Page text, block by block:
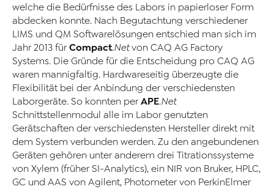
welche die Bedürfnisse des Labors in papierloser Form
abdecken konnte. Nach Begutachtung verschiedener
LIMS und QM Softwarelösungen entschied man sich im
Jahr 2013 fürCompact.Netvon CAQ AG Factory
Systems. Die Gründe für die Entscheidung pro CAQ AG
waren mannigfaltig. Hardwareseitig überzeugte die
Flexibilität bei der Anbindung der verschiedensten
Laborgeräte. So konnten perAPE.Net
Schnittstellenmodul alle im Labor genutzten
Gerätschaften der verschiedensten Hersteller direkt mit
dem System verbunden werden. Zu den angebundenen
Geräten gehören unter anderem drei Titrationssysteme
von Xylem (früher SI-Analytics), ein NIR von Bruker, HPLC,
GC und AAS von Agilent, Photometer von PerkinElmer